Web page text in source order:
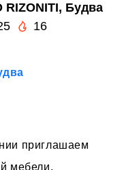
RIZONITI, Будва
16
приглашаем
мебели.